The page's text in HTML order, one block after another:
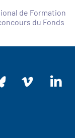
de Formation
du Fonds